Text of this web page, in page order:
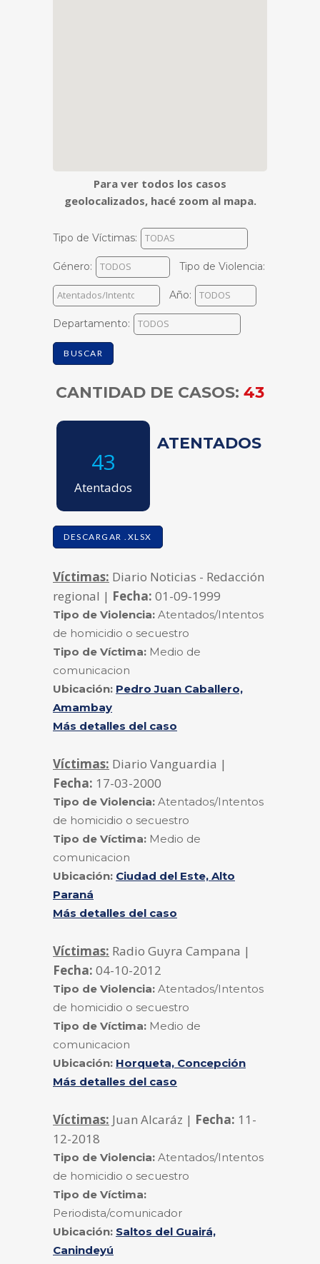
Para ver todos los casos
geolocalizados, hacé zoom al mapa.
Tipo de Víctimas:
Género: Tipo de Violencia:
Año:
Departamento:
BUSCAR
CANTIDAD DE CASOS: 43
43
Atentados
ATENTADOS
DESCARGAR .XLSX
Víctimas: Diario Noticias - Redacción
regional | Fecha: 01-09-1999
Tipo de Violencia: Atentados/Intentos
de homicidio o secuestro
Tipo de Víctima: Medio de
comunicacion
Ubicación: Pedro Juan Caballero,
Amambay
Más detalles del caso
Víctimas: Diario Vanguardia |
Fecha: 17-03-2000
Tipo de Violencia: Atentados/Intentos
de homicidio o secuestro
Tipo de Víctima: Medio de
comunicacion
Ubicación: Ciudad del Este, Alto
Paraná
Más detalles del caso
Víctimas: Radio Guyra Campana |
Fecha: 04-10-2012
Tipo de Violencia: Atentados/Intentos
de homicidio o secuestro
Tipo de Víctima: Medio de
comunicacion
Ubicación: Horqueta, Concepción
Más detalles del caso
Víctimas: Juan Alcaráz | Fecha: 11-
12-2018
Tipo de Violencia: Atentados/Intentos
de homicidio o secuestro
Tipo de Víctima:
Periodista/comunicador
Ubicación: Saltos del Guairá,
Canindeyú